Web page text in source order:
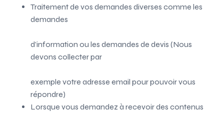
Traitement de vos demandes diverses comme les
demandes
d’information ou les demandes de devis (Nous
devons collecter par
exemple votre adresse email pour pouvoir vous
répondre)
Lorsque vous demandez à recevoir des contenus